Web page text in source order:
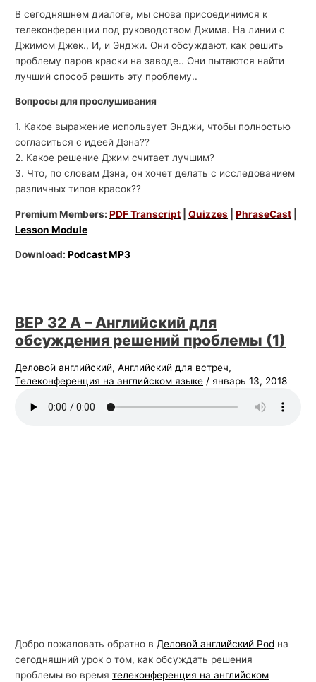
В сегодняшнем диалоге, мы снова присоединимся к
телеконференции под руководством Джима. На линии с
Джимом Джек., И, и Энджи. Они обсуждают, как решить
проблему паров краски на заводе.. Они пытаются найти
лучший способ решить эту проблему..
Вопросы для прослушивания
1. Какое выражение использует Энджи, чтобы полностью
согласиться с идеей Дэна??
2. Какое решение Джим считает лучшим?
3. Что, по словам Дэна, он хочет делать с исследованием
различных типов красок??
Premium Members:PDF Transcript |Quizzes |PhraseCast
Lesson Module
Download:Podcast MP3
BEP 32 А – Английский для
обсуждения решений проблемы (1)
Деловой английский,Английский для встреч,
Телеконференция на английском языке / январь 13, 2018
Добро пожаловать обратно вДеловой английский Pod на
сегодняшний урок о том, как обсуждать решения
проблемы во времятелеконференция на английском